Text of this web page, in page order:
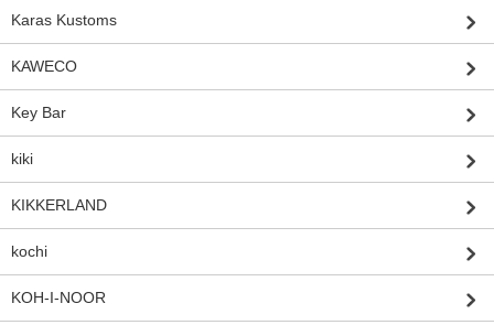
Karas Kustoms
KAWECO
Key Bar
kiki
KIKKERLAND
kochi
KOH-I-NOOR